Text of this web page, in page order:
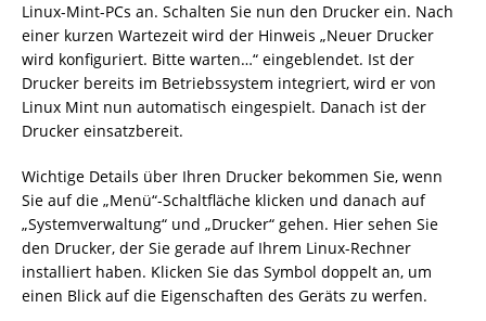
Linux-Mint-PCs an. Schalten Sie nun den Drucker ein. Nach
einer kurzen Wartezeit wird der Hinweis „Neuer Drucker
wird konfiguriert. Bitte warten…“ eingeblendet. Ist der
Drucker bereits im Betriebssystem integriert, wird er von
Linux Mint nun automatisch eingespielt. Danach ist der
Drucker einsatzbereit.
Wichtige Details über Ihren Drucker bekommen Sie, wenn
Sie auf die „Menü“-Schaltfläche klicken und danach auf
„Systemverwaltung“ und „Drucker“ gehen. Hier sehen Sie
den Drucker, der Sie gerade auf Ihrem Linux-Rechner
installiert haben. Klicken Sie das Symbol doppelt an, um
einen Blick auf die Eigenschaften des Geräts zu werfen.